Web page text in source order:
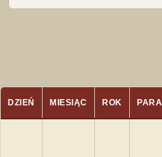
DZIEŃ MIESIĄC ROK